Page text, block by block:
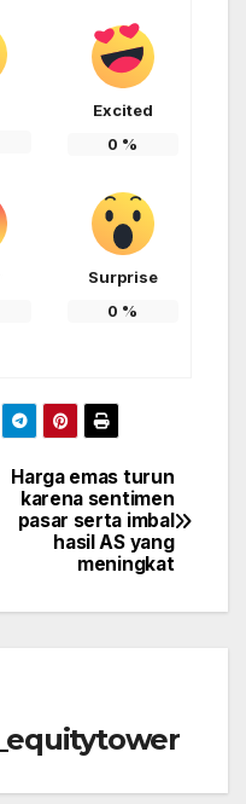
Excited
0 %
Surprise
0 %
Harga emas turun
karena sentimen
pasar serta imbal
hasil AS yang
meningkat